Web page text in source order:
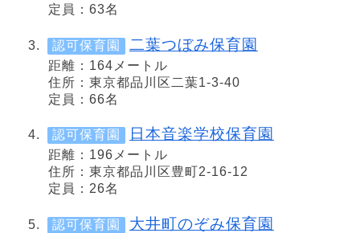
定員：63名
認可保育園 二葉つぼみ保育園
距離：164メートル
住所：東京都品川区二葉1-3-40
定員：66名
認可保育園 日本音楽学校保育園
距離：196メートル
住所：東京都品川区豊町2-16-12
定員：26名
認可保育園 大井町のぞみ保育園